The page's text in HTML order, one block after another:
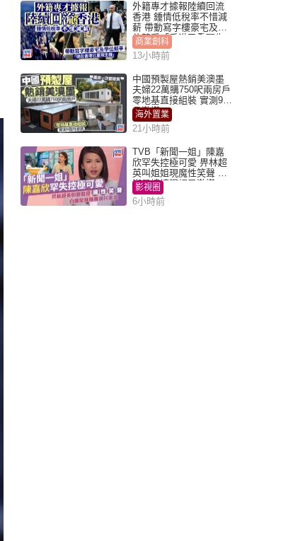
外籍專才據報陸續回流
香港 鍾情低稅率不惜減
薪 帶動寫字樓豪宅及學
位競爭「香港已重現生
機」
商業創科
13小時前
中國預製屋熱銷美澳墨
夫婦22萬購750呎兩房戶
零地基直接組裝 實測9個
月激讚
海外置業
21小時前
TVB「新聞一姐」陳嘉
欣罕失控極可愛 畀林超
英叫姐姐現魔性笑聲 自
嘲是姨姨獲網民激讚
影視圈
6小時前